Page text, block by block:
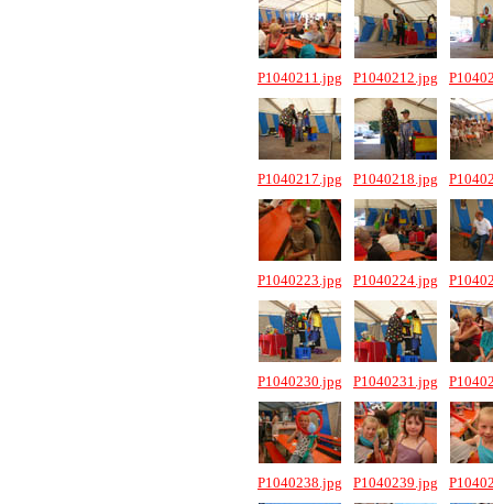
P1040211.jpg P1040212.jpg
P1040217.jpg P1040218.jpg
P1040223.jpg P1040224.jpg
P1040230.jpg P1040231.jpg
P1040238.jpg P1040239.jpg